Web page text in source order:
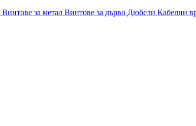
Винтове за метал Винтове за дърво Дюбели Кабелни